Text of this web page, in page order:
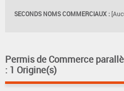
SECONDS NOMS COMMERCIAUX :
Permis de Commerce
: 1 Origine(s)